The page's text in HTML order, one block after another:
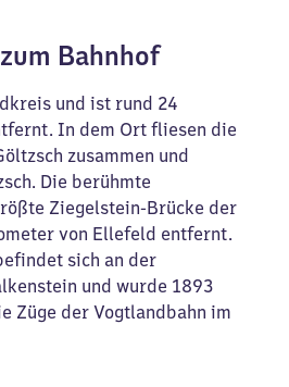
Bahnhof
und ist rund 24
In dem Ort fliesen die
zusammen und
Die berühmte
Ziegelstein-Brücke der
von Ellefeld entfernt.
sich an der
und wurde 1893
Züge der Vogtlandbahn im